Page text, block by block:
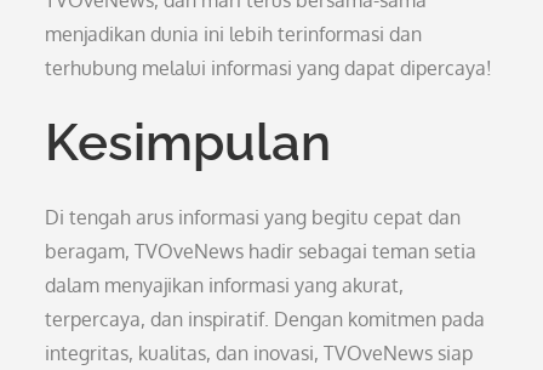
menjadikan dunia ini lebih terinformasi dan
terhubung melalui informasi yang dapat dipercaya!
Kesimpulan
Di tengah arus informasi yang begitu cepat dan
beragam, TVOveNews hadir sebagai teman setia
dalam menyajikan informasi yang akurat,
terpercaya, dan inspiratif. Dengan komitmen pada
integritas, kualitas, dan inovasi, TVOveNews siap